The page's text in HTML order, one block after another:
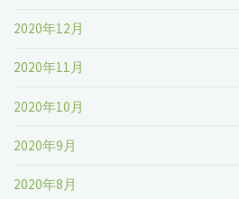
2020年12月
2020年11月
2020年10月
2020年9月
2020年8月